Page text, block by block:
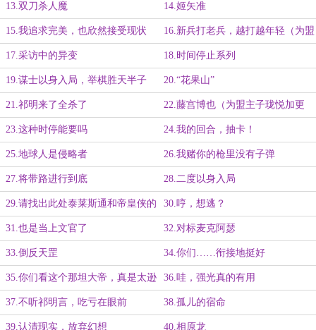
13.双刀杀人魔 14.姬矢准
15.我追求完美，也欣然接受现状 16.新兵打老兵，越打越年轻（为盟
主子珑悦加更1/3）
17.采访中的异变 18.时间停止系列
19.谋士以身入局，举棋胜天半子
（为盟主子珑悦加更2/3）
20.“花果山”
21.祁明来了全杀了 22.藤宫博也（为盟主子珑悦加更
3/3）
23.这种时停能要吗 24.我的回合，抽卡！
25.地球人是侵略者 26.我赌你的枪里没有子弹
27.将带路进行到底 28.二度以身入局
29.请找出此处泰莱斯通和帝皇侠的
共同点
30.哼，想逃？
31.也是当上文官了 32.对标麦克阿瑟
33.倒反天罡 34.你们……衔接地挺好
35.你们看这个那坦大帝，真是太逊
了（为追读到达500加更）
36.哇，强光真的有用
37.不听祁明言，吃亏在眼前 38.孤儿的宿命
39.认清现实，放弃幻想 40.相原龙